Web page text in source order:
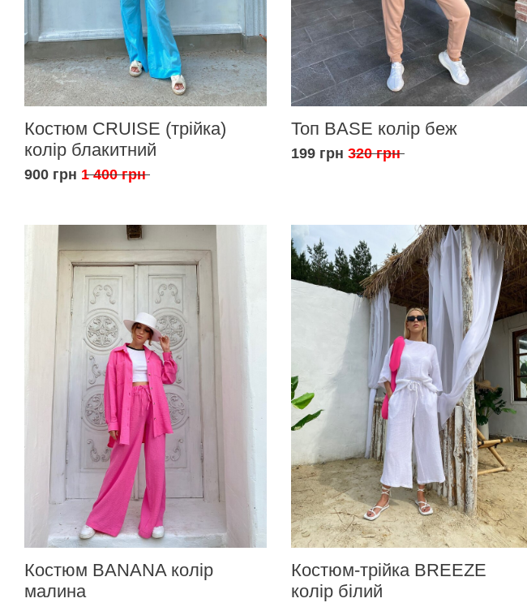
Костюм CRUISE (трійка)
колір блакитний
900 грн 1 400 грн
Топ BASE колір беж
199 грн 320 грн
Костюм BANANA колір
малина
Костюм-трійка BREEZE
колір білий